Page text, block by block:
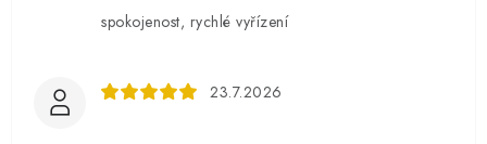
spokojenost, rychlé vyřízení
23.7.2026